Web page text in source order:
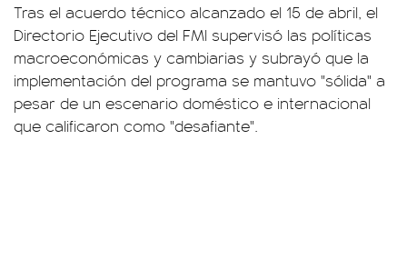
Tras el acuerdo técnico alcanzado el 15 de abril, el
Directorio Ejecutivo del FMI supervisó las políticas
macroeconómicas y cambiarias y subrayó que la
implementación del programa se mantuvo "sólida" a
pesar de un escenario doméstico e internacional
que calificaron como "desafiante".